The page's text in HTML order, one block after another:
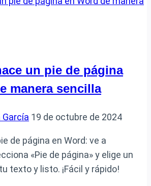
un pie de página
manera sencilla
García 19 de octubre de 2024
de página en Word: ve a
«Pie de página» y elige un
texto y listo. ¡Fácil y rápido!